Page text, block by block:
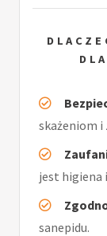
skażeniom
jest higiena
sanepidu.